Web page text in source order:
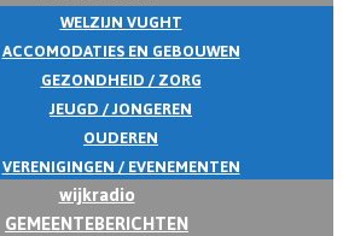
WELZIJN VUGHT
ACCOMODATIES EN GEBOUWEN
GEZONDHEID / ZORG
JEUGD / JONGEREN
OUDEREN
VERENIGINGEN / EVENEMENTEN
wijkradio
GEMEENTEBERICHTEN